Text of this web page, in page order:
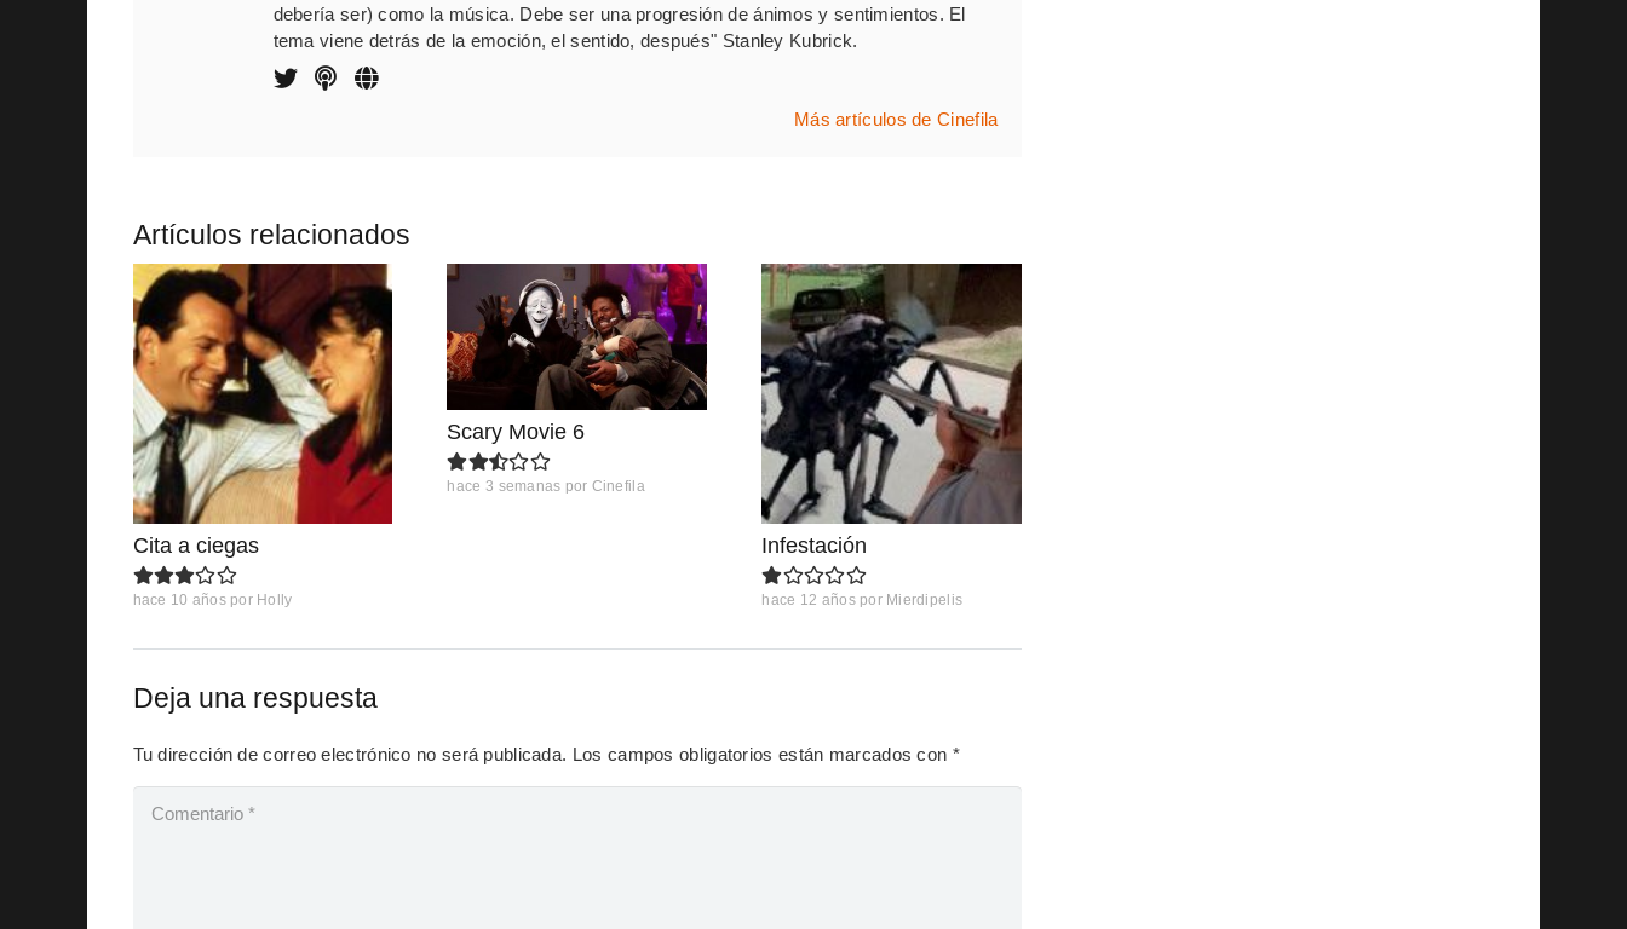
debería ser) como la música. Debe ser una progresión de ánimos y sentimientos. El
tema viene detrás de la emoción, el sentido, después" Stanley Kubrick.
Más artículos de Cinefila
Artículos relacionados
Cita a ciegas
hace 10 años por Holly
Scary Movie 6
hace 3 semanas por Cinefila
Infestación
hace 12 años por Mierdipelis
Deja una respuesta
Tu dirección de correo electrónico no será publicada. Los campos obligatorios están marcados con *